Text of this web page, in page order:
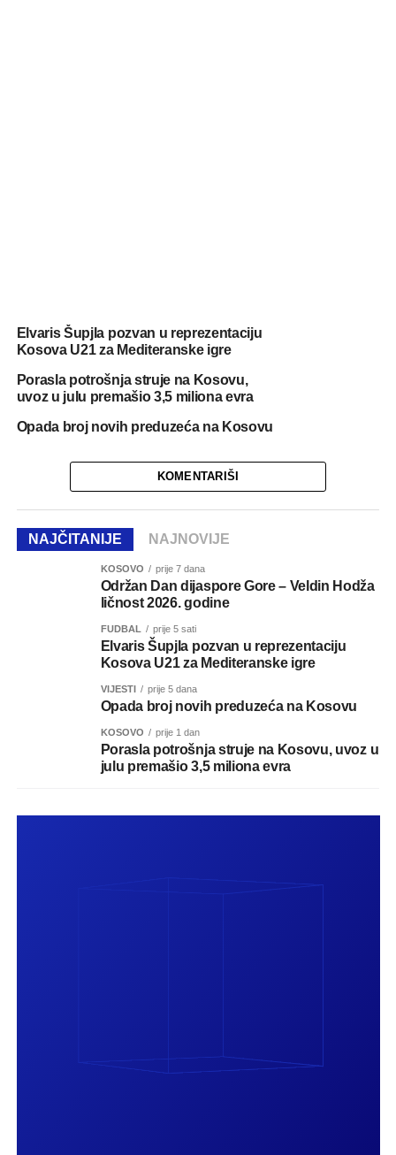
Elvaris Šupjla pozvan u reprezentaciju
Kosova U21 za Mediteranske igre
Porasla potrošnja struje na Kosovu,
uvoz u julu premašio 3,5 miliona evra
Opada broj novih preduzeća na Kosovu
KOMENTARIŠI
NAJČITANIJE NAJNOVIJE
KOSOVO prije 7 dana
Održan Dan dijaspore Gore – Veldin Hodža
ličnost 2026. godine
FUDBAL prije 5 sati
Elvaris Šupjla pozvan u reprezentaciju
Kosova U21 za Mediteranske igre
VIJESTI prije 5 dana
Opada broj novih preduzeća na Kosovu
KOSOVO prije 1 dan
Porasla potrošnja struje na Kosovu, uvoz u
julu premašio 3,5 miliona evra